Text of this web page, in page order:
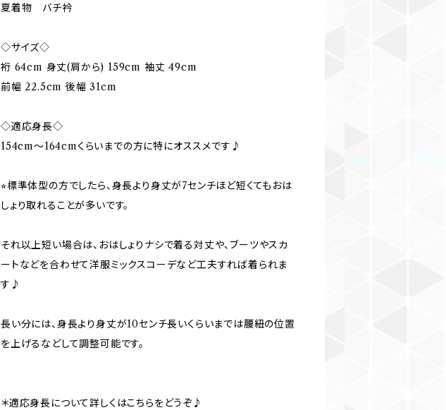
夏着物 バチ衿
◇サイズ◇
裄 64cm 身丈(肩から) 159cm 袖丈 49cm
前幅 22.5cm 後幅 31cm
◇適応身長◇
154cm～164cmくらいまでの方に特にオススメです♪
⭐︎標準体型の方でしたら、身長より身丈が7センチほど短くてもおは
しょり取れることが多いです。
それ以上短い場合は、おはしょりナシで着る対丈や、ブーツやスカ
ートなどを合わせて洋服ミックスコーデなど工夫すれば着られま
す♪
長い分には、身長より身丈が10センチ長いくらいまでは腰紐の位置
を上げるなどして調整可能です。
＊適応身長について詳しくはこちらをどうぞ♪